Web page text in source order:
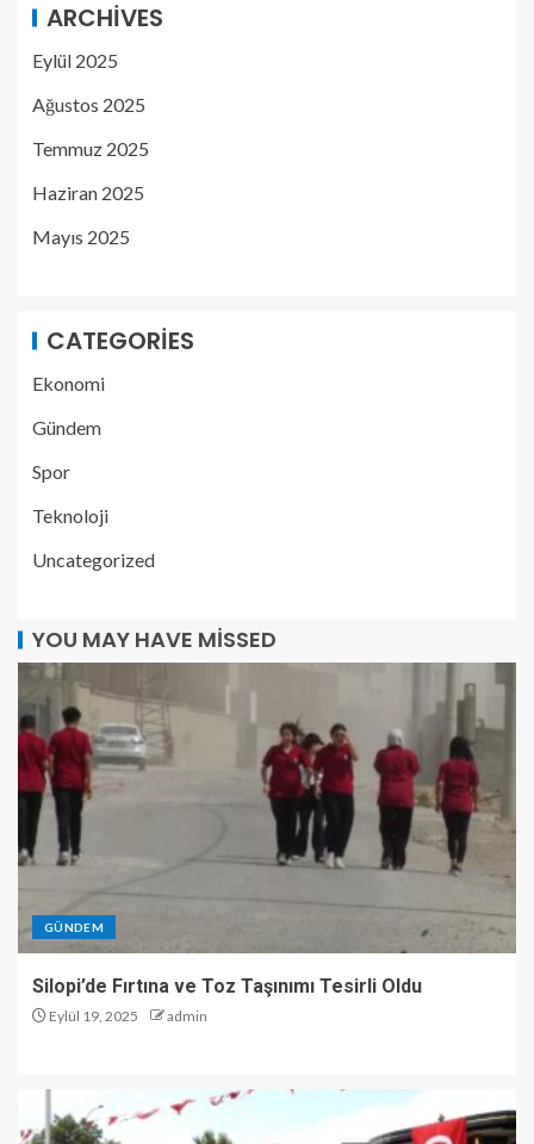
ARCHIVES
Eylül 2025
Ağustos 2025
Temmuz 2025
Haziran 2025
Mayıs 2025
CATEGORIES
Ekonomi
Gündem
Spor
Teknoloji
Uncategorized
YOU MAY HAVE MISSED
GÜNDEM
Silopi’de Fırtına ve Toz Taşınımı Tesirli Oldu
Eylül 19, 2025 admin